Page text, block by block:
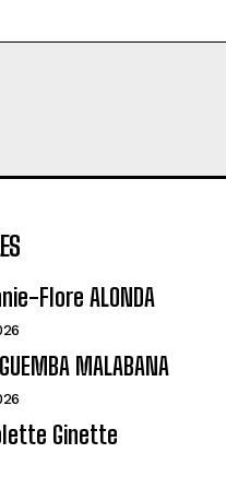
Flore ALONDA
MALABANA
Ginette